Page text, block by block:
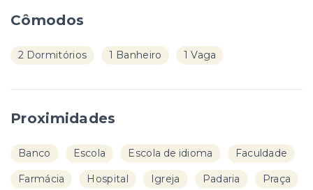
Cômodos
2 Dormitórios 1 Banheiro 1 Vaga
Proximidades
Banco Escola Escola de idioma Faculdade
Farmácia Hospital Igreja Padaria Praça